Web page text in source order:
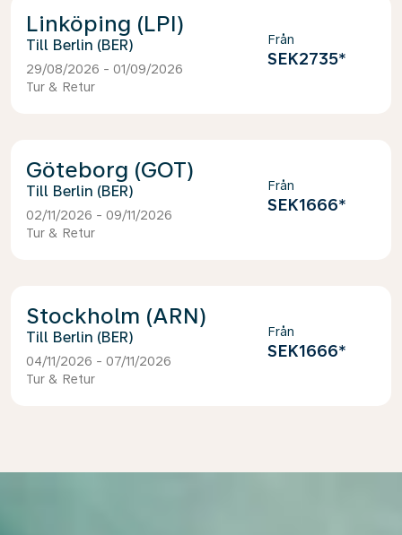
Linköping (LPI)
Berlin (BER)
29/08/2026 - 01/09/2026
Tur & Retur
Från
SEK2735*
Göteborg (GOT)
Berlin (BER)
02/11/2026 - 09/11/2026
Tur & Retur
Från
SEK1666*
Stockholm (ARN)
Berlin (BER)
04/11/2026 - 07/11/2026
Tur & Retur
Från
SEK1666*